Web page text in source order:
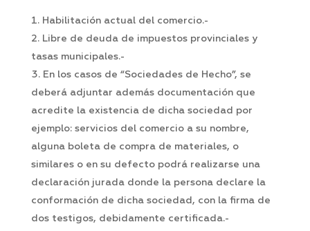
Habilitación actual del comercio.-
Libre de deuda de impuestos provinciales y
tasas municipales.-
En los casos de “Sociedades de Hecho”, se
deberá adjuntar además documentación que
acredite la existencia de dicha sociedad por
ejemplo: servicios del comercio a su nombre,
alguna boleta de compra de materiales, o
similares o en su defecto podrá realizarse una
declaración jurada donde la persona declare la
conformación de dicha sociedad, con la firma de
dos testigos, debidamente certificada.-